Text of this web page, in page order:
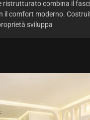
ristrutturato combina il
il comfort moderno.
sviluppa